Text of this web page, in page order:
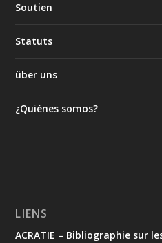
Soutien
Statuts
über uns
¿Quiénes somos?
LIENS
ACRATIE – Bibliographie sur